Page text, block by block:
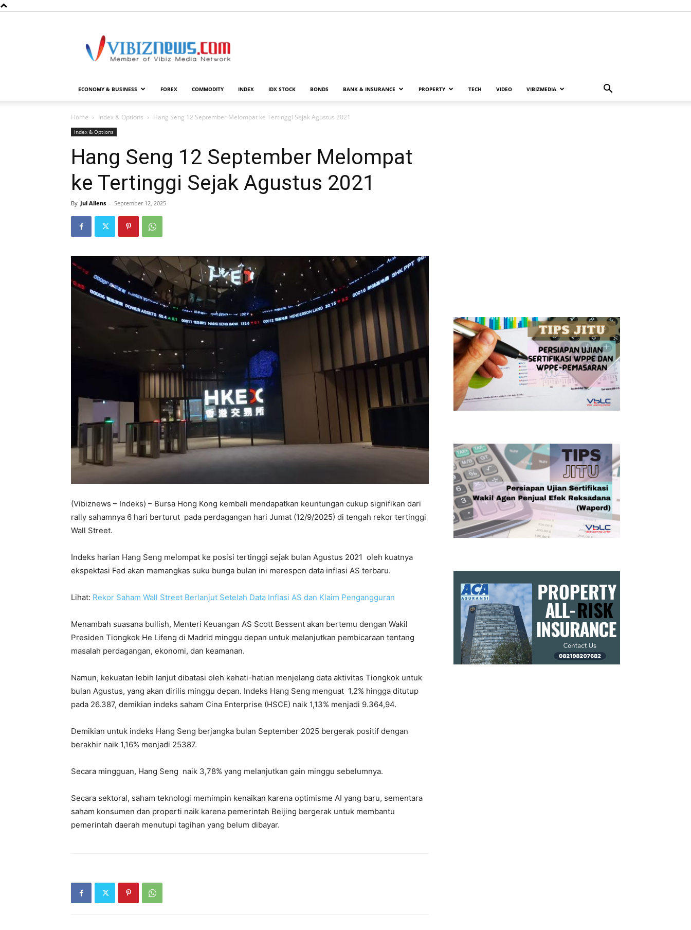
ECONOMY & BUSINESS FOREX COMMODITY INDEX IDX STOCK BONDS BANK & INSURANCE PROPERTY TECH VIDEO VIBIZMEDIA
Home Index & Options Hang Seng 12 September Melompat ke Tertinggi Sejak Agustus 2021
Index & Options
Hang Seng 12 September Melompat
ke Tertinggi Sejak Agustus 2021
By Jul Allens - September 12, 2025
(Vibiznews – Indeks) – Bursa Hong Kong kembali mendapatkan keuntungan cukup signifikan dari
rally sahamnya 6 hari berturut pada perdagangan hari Jumat (12/9/2025) di tengah rekor tertinggi
Wall Street.
Indeks harian Hang Seng melompat ke posisi tertinggi sejak bulan Agustus 2021 oleh kuatnya
ekspektasi Fed akan memangkas suku bunga bulan ini merespon data inflasi AS terbaru.
Lihat: Rekor Saham Wall Street Berlanjut Setelah Data Inflasi AS dan Klaim Pengangguran
Menambah suasana bullish, Menteri Keuangan AS Scott Bessent akan bertemu dengan Wakil
Presiden Tiongkok He Lifeng di Madrid minggu depan untuk melanjutkan pembicaraan tentang
masalah perdagangan, ekonomi, dan keamanan.
Namun, kekuatan lebih lanjut dibatasi oleh kehati-hatian menjelang data aktivitas Tiongkok untuk
bulan Agustus, yang akan dirilis minggu depan. Indeks Hang Seng menguat 1,2% hingga ditutup
pada 26.387, demikian indeks saham Cina Enterprise (HSCE) naik 1,13% menjadi 9.364,94.
Demikian untuk indeks Hang Seng berjangka bulan September 2025 bergerak positif dengan
berakhir naik 1,16% menjadi 25387.
Secara mingguan, Hang Seng naik 3,78% yang melanjutkan gain minggu sebelumnya.
Secara sektoral, saham teknologi memimpin kenaikan karena optimisme AI yang baru, sementara
saham konsumen dan properti naik karena pemerintah Beijing bergerak untuk membantu
pemerintah daerah menutupi tagihan yang belum dibayar.